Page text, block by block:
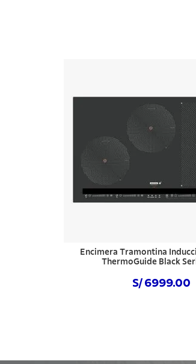
Encimera Tramontina
ThermoGuide Black
S/ 6999.00